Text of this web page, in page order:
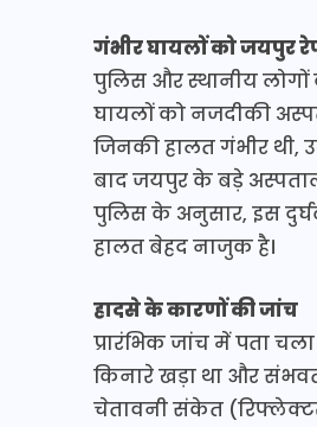
गंभीर घायलों को जयपुर
पुलिस और स्थानीय
घायलों को नजदीकी
जिनकी हालत गंभीर थी,
बाद जयपुर के बड़े
पुलिस के अनुसार, इस
हालत बेहद नाजुक है।
हादसे के कारणों की जांच
प्रारंभिक जांच में पता
किनारे खड़ा था और
चेतावनी संकेत